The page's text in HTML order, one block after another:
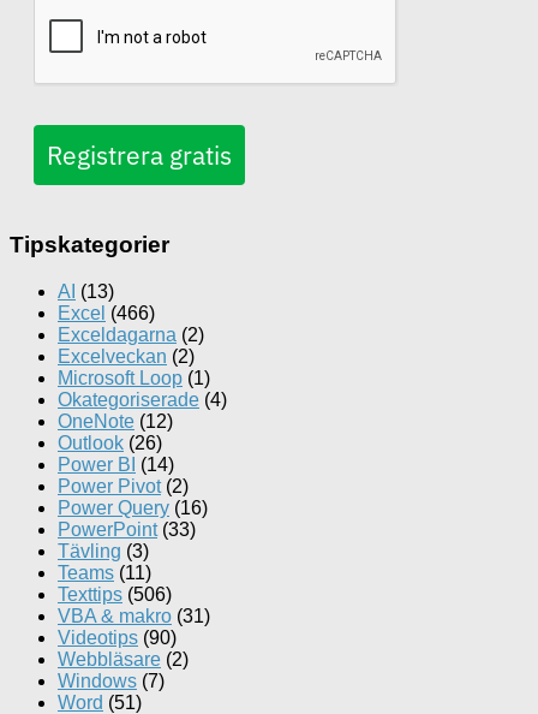
Registrera gratis
Tipskategorier
AI (13)
Excel (466)
Exceldagarna (2)
Excelveckan (2)
Microsoft Loop (1)
Okategoriserade (4)
OneNote (12)
Outlook (26)
Power BI (14)
Power Pivot(2)
Power Query (16)
PowerPoint(33)
Tävling (3)
Teams (11)
Texttips (506)
VBA & makro (31)
Videotips (90)
Webbläsare (2)
Windows (7)
Word (51)